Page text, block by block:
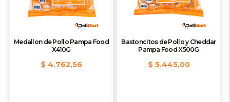
Medallon de Pollo Pampa Food
X410G
$ 4.762,56
Bastoncitos de Pollo y Cheddar
Pampa Food X500G
$ 5.445,00